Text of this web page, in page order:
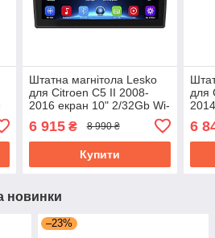
Штатна магнітола Lesko
для Citroen C5 II 2008-
2016 екран 10" 2/32Gb Wi-
6 915₴ 8 990 ₴
Купити
для
6
новинки
–23%